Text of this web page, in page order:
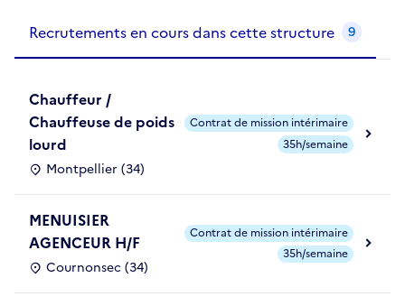
Recrutements en cours dans cette structure 9
Chauffeur /
Chauffeuse de poids
lourd
Montpellier (34)
Contrat de mission intérimaire
35h/semaine
MENUISIER
AGENCEUR H/F
Cournonsec (34)
Contrat de mission intérimaire
35h/semaine